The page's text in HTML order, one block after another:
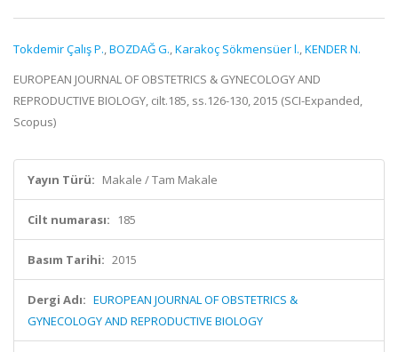
Tokdemir Çalış P.,BOZDAĞ G.,Karakoç Sökmensüer l.,KENDER N.
EUROPEAN JOURNAL OF OBSTETRICS & GYNECOLOGY AND
REPRODUCTIVE BIOLOGY, cilt.185, ss.126-130, 2015 (SCI-Expanded,
Scopus)
Yayın Türü: Makale / Tam Makale
Cilt numarası: 185
Basım Tarihi: 2015
Dergi Adı: EUROPEAN JOURNAL OF OBSTETRICS &
GYNECOLOGY AND REPRODUCTIVE BIOLOGY